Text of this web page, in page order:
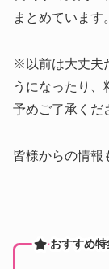
まとめています。
※以前は大丈夫
うになったり、
予めご了承くだ
皆様からの情報
おすすめ特